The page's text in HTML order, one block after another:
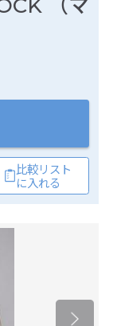
（マ
比較リスト
に入れる